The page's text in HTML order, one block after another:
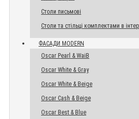
Столи письмові
Столи та стільці комплектами в
ФАСАДИ MODERN
Oscar Pearl & WaiB
Oscar White & Gray
Oscar White & Beige
Oscar Cash & Beige
Oscar Best & Blue